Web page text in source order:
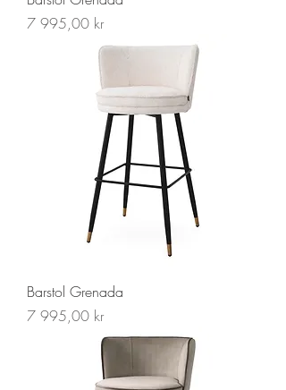
Pris
7 995,00 kr
Barstol Grenada
Pris
7 995,00 kr